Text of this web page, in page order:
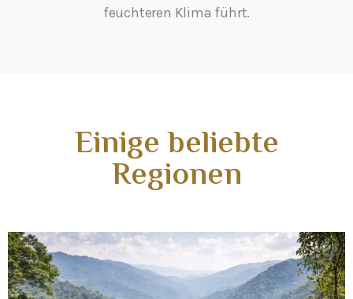
feuchteren Klima führt.
Einige beliebte
Regionen